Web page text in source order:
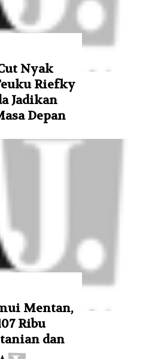
Nyak
Riefky
Jadikan
Depan
Mentan,
Ribu
dan